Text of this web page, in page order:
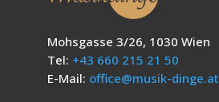
Mohsgasse 3/26, 1030 Wien
Tel: +43 660 215 21 50
E-Mail: office@musik-dinge.at